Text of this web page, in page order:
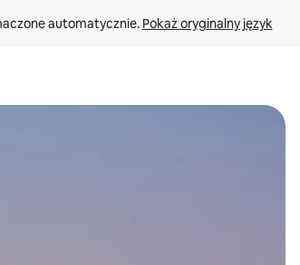
automatycznie. Pokaż oryginalny język